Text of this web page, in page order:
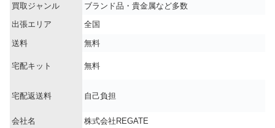
買取ジャンル
ブランド品・貴金属など多数
出張エリア
全国
送料 無料
宅配キット 無料
宅配返送料 自己負担
会社名
株式会社REGATE